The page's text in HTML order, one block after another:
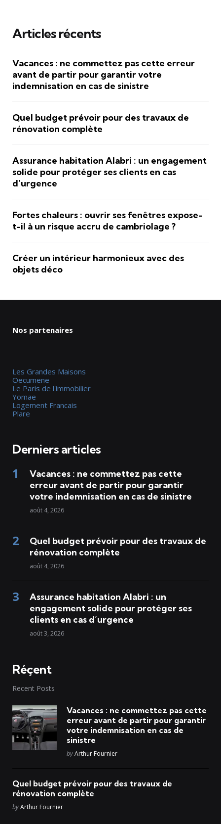
Articles récents
Vacances : ne commettez pas cette erreur
avant de partir pour garantir votre
indemnisation en cas de sinistre
Quel budget prévoir pour des travaux de
rénovation complète
Assurance habitation Alabri : un engagement
solide pour protéger ses clients en cas
d’urgence
Fortes chaleurs : ouvrir ses fenêtres expose-
t-il à un risque accru de cambriolage ?
Créer un intérieur harmonieux avec des
objets déco
Nos partenaires
Les Grandes Maisons
Oecumene
Le Paris de l'immobilier
Yomae
Logement Francais
Plare
Derniers articles
Vacances : ne commettez pas cette
erreur avant de partir pour garantir
votre indemnisation en cas de sinistre
août 4, 2026
Quel budget prévoir pour des travaux de
rénovation complète
août 4, 2026
Assurance habitation Alabri : un
engagement solide pour protéger ses
clients en cas d’urgence
août 3, 2026
Réçent
Recent Posts
Vacances : ne commettez pas cette
erreur avant de partir pour garantir
votre indemnisation en cas de
sinistre
Posted
byArthur Fournier
Quel budget prévoir pour des travaux de
rénovation complète
Posted
byArthur Fournier